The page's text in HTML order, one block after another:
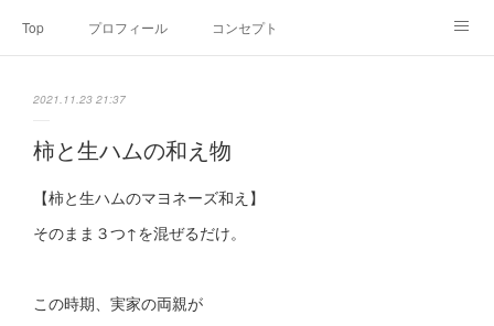
Top プロフィール コンセプト
SNS
2021.11.23 21:37
柿と生ハムの和え物
【柿と生ハムのマヨネーズ和え】
そのまま３つ↑を混ぜるだけ。
この時期、実家の両親が